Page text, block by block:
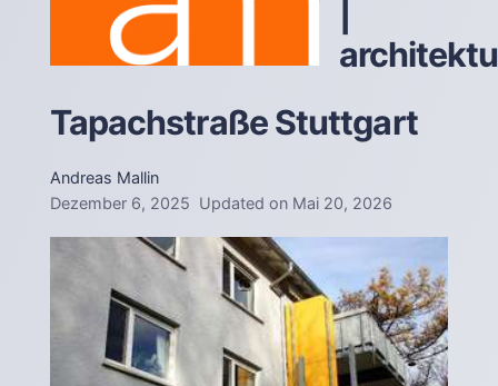
Tapachstraße Stuttgart
Andreas Mallin
Dezember 6, 2025 Updated on Mai 20, 2026